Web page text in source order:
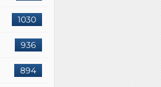
1030
936
894